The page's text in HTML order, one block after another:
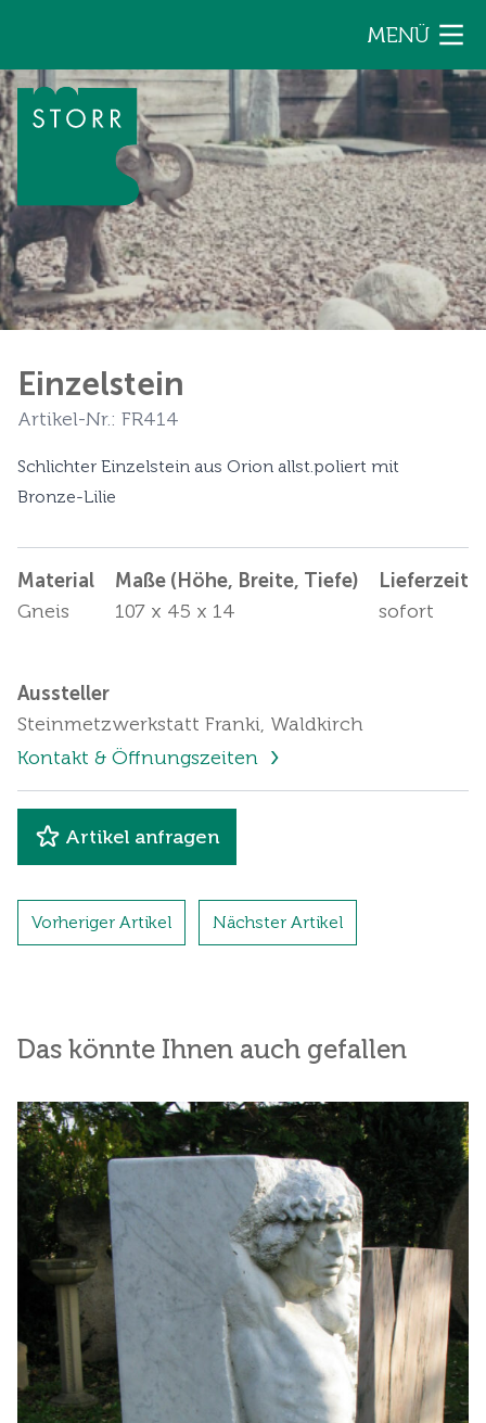
MENÜ
Einzelstein
Artikel-Nr.: FR414
Schlichter Einzelstein aus Orion allst.poliert mit
Bronze-Lilie
Material
Gneis
Maße (Höhe, Breite, Tiefe)
107 x 45 x 14
Lieferzeit
sofort
Aussteller
Steinmetzwerkstatt Franki, Waldkirch
Kontakt & Öffnungszeiten
Artikel anfragen
Vorheriger Artikel Nächster Artikel
Das könnte Ihnen auch gefallen